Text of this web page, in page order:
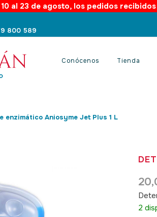
al 23 de agosto, los pedidos
800 589
Conócenos Tienda
enzimático Aniosyme Jet Plus 1 L
2